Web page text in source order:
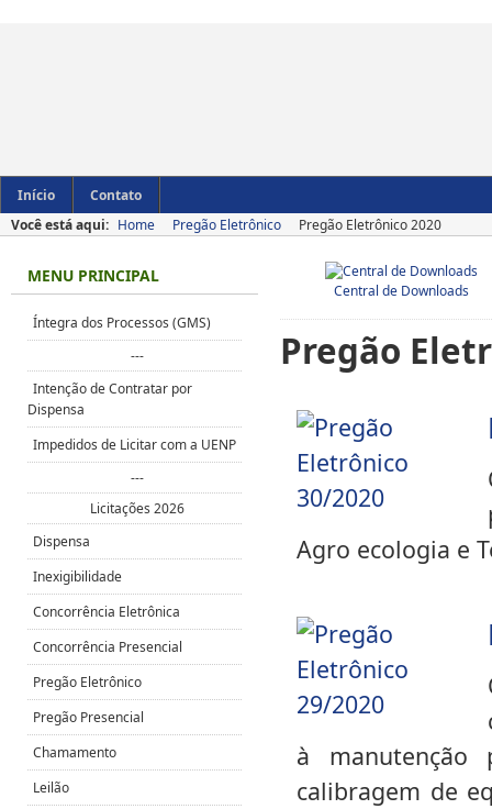
Início
Contato
Você está aqui: Home Pregão Eletrônico Pregão Eletrônico 2020
Central de Downloads
Pregão
Agro ecologia e
à manutenção
calibragem de
MENU PRINCIPAL
Íntegra dos Processos (GMS)
---
Intenção de Contratar por
Dispensa
Impedidos de Licitar com a UENP
---
Licitações 2026
Dispensa
Inexigibilidade
Concorrência Eletrônica
Concorrência Presencial
Pregão Eletrônico
Pregão Presencial
Chamamento
Leilão